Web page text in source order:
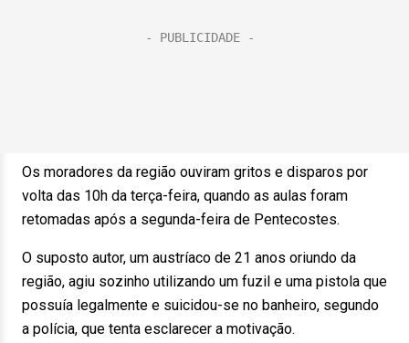
Os moradores da região ouviram gritos e disparos por
volta das 10h da terça-feira, quando as aulas foram
retomadas após a segunda-feira de Pentecostes.
O suposto autor, um austríaco de 21 anos oriundo da
região, agiu sozinho utilizando um fuzil e uma pistola que
possuía legalmente e suicidou-se no banheiro, segundo
a polícia, que tenta esclarecer a motivação.